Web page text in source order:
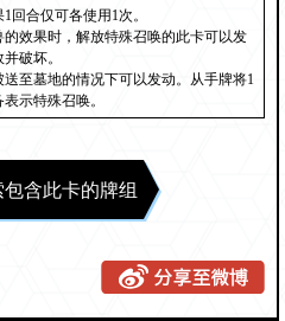
合仅可各使用1次。
效果时，解放特殊召唤的此卡可以发
破坏。
至墓地的情况下可以发动。从手牌将1
示特殊召唤。
包含此卡的牌组